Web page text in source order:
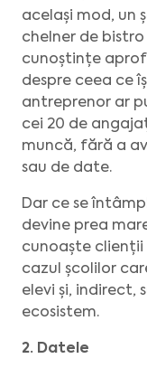
același mod, un
chelner de
cunoștințe
despre ceea ce
antreprenor ar
cei 20 de
muncă, fără a
sau de date.
Dar ce se
devine prea
cunoaște clienții
cazul școlilor
elevi și, indirect,
ecosistem.
2. Datele